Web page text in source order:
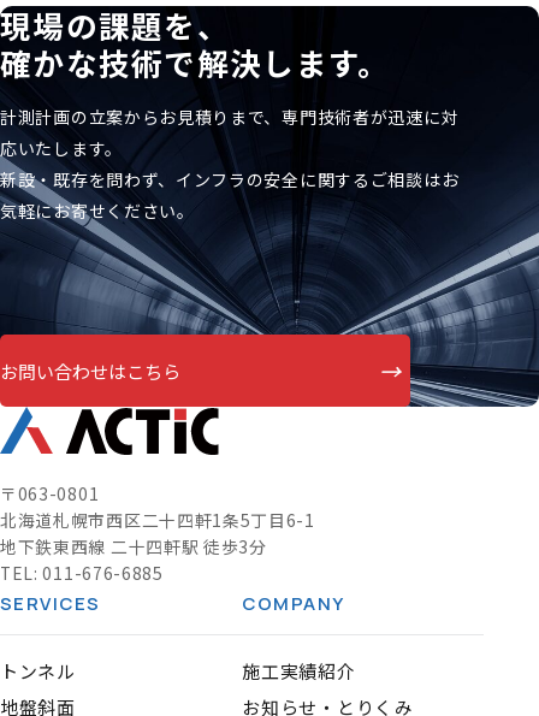
現場の課題を、
確かな技術で解決します。
計測計画の立案からお見積りまで、専門技術者が迅速に対
応いたします。
新設・既存を問わず、インフラの安全に関するご相談はお
気軽にお寄せください。
お問い合わせはこちら →
〒063-0801
北海道札幌市西区二十四軒1条5丁目6-1
地下鉄東西線 二十四軒駅 徒歩3分
TEL:011-676-6885
SERVICES
トンネル
地盤斜面
COMPANY
施工実績紹介
お知らせ・とりくみ